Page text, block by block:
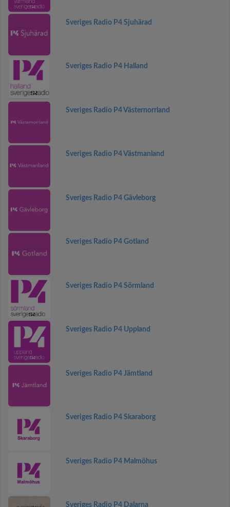
Sveriges Radio P4 Sjuhärad
Sveriges Radio P4 Halland
Sveriges Radio P4 Västernorrland
Sveriges Radio P4 Västmanland
Sveriges Radio P4 Gävleborg
Sveriges Radio P4 Gotland
Sveriges Radio P4 Sörmland
Sveriges Radio P4 Uppland
Sveriges Radio P4 Jämtland
Sveriges Radio P4 Skaraborg
Sveriges Radio P4 Malmöhus
Sveriges Radio P4 Dalarna